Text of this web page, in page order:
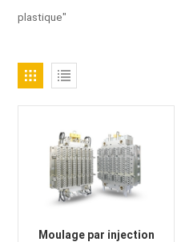
plastique"
Moulage par injection